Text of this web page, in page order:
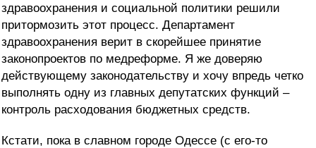
здравоохранения и социальной политики решили
притормозить этот процесс. Департамент
здравоохранения верит в скорейшее принятие
законопроектов по медреформе. Я же доверяю
действующему законодательству и хочу впредь четко
выполнять одну из главных депутатских функций –
контроль расходования бюджетных средств.
Кстати, пока в славном городе Одессе (с его-то